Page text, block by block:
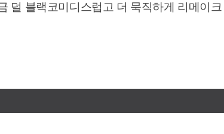
덜 블랙코미디스럽고 더 묵직하게 리메이크